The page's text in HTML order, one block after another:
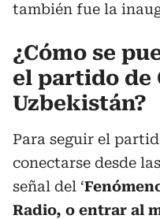
también fue la
¿Cómo se
el partido de
Uzbekistán?
Para seguir el
conectarse desde
señal del ‘
Radio, o entrar al